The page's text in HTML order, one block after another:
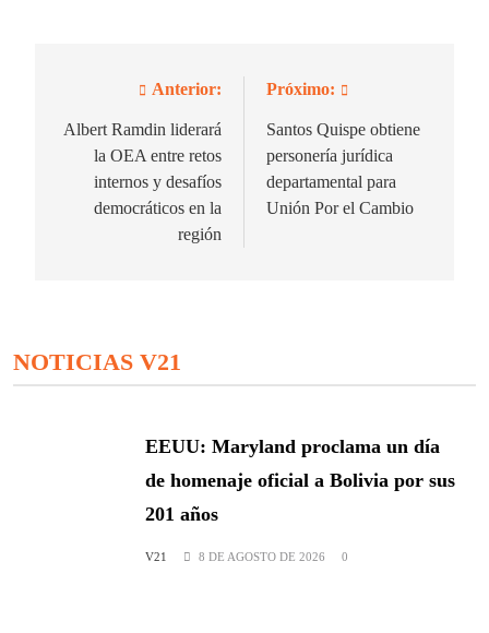
Navegación
de
entradas
Anterior:
Albert Ramdin liderará
la OEA entre retos
internos y desafíos
democráticos en la
región
Próximo:
Santos Quispe obtiene
personería jurídica
departamental para
Unión Por el Cambio
NOTICIAS V21
EEUU: Maryland proclama un día
de homenaje oficial a Bolivia por sus
201 años
V21 8 DE AGOSTO DE 2026 0